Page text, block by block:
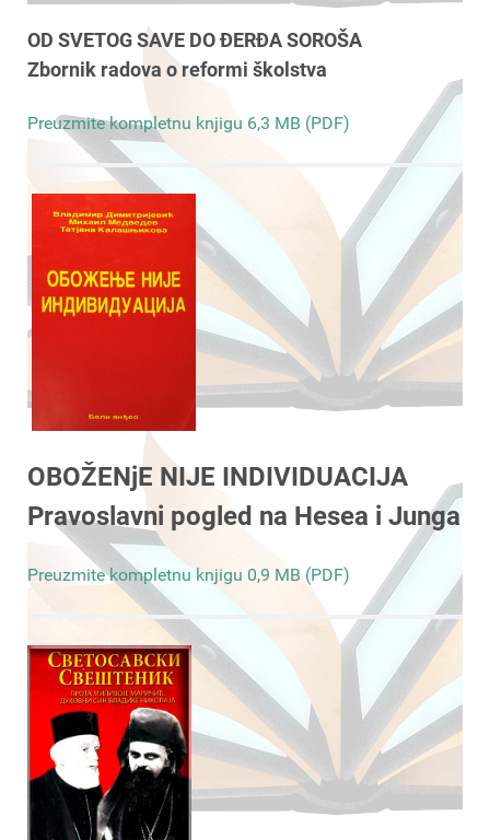
OD SVETOG SAVE DO ĐERĐA SOROŠA
Zbornik radova o reformi školstva
Preuzmite kompletnu knjigu 6,3 MB (PDF)
OBOŽENjE NIJE INDIVIDUACIJA
Pravoslavni pogled na Hesea i Junga
Preuzmite kompletnu knjigu 0,9 MB (PDF)